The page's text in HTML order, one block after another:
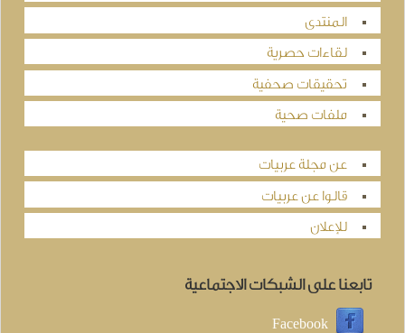
المنتدى
لقاءات حصرية
تحقيقات صحفية
ملفات صحية
عن مجلة عربيات
قالوا عن عربيات
للإعلان
تابعنا على الشبكات الاجتماعية
Facebook